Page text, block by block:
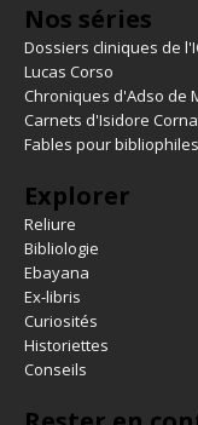
Nos séries
Dossiers cliniques de
Lucas Corso
Chroniques d'Adso de
Carnets d'Isidore
Fables pour bibliophiles
Explorer
Reliure
Bibliologie
Ebayana
Ex-libris
Curiosités
Historiettes
Conseils